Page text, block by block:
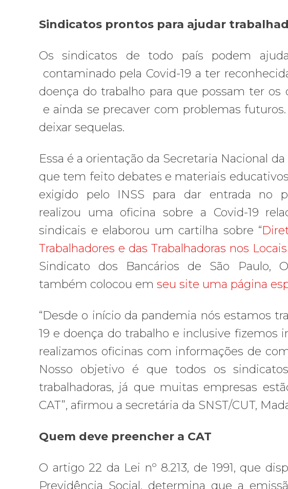
Sindicatos prontos para ajudar
Os sindicatos de todo país podem
contaminado pela Covid-19 a ter
doença do trabalho para que possam ter
e ainda se precaver com problemas
deixar sequelas.
Essa é a orientação da Secretaria Nacional
que tem feito debates e materiais
exigido pelo INSS para dar entrada no
realizou uma oficina sobre a Covid-19
sindicais e elaborou um cartilha sobre “
Trabalhadores e das Trabalhadoras nos
Sindicato dos Bancários de São Paulo,
também colocou em seu site uma página
“Desde o início da pandemia nós estamos
19 e doença do trabalho e inclusive fizemos
realizamos oficinas com informações de
Nosso objetivo é que todos os
trabalhadoras, já que muitas empresas
CAT”, afirmou a secretária da SNST/CUT,
Quem deve preencher a CAT
O artigo 22 da Lei nº 8.213, de 1991, que
Previdência Social, determina que a